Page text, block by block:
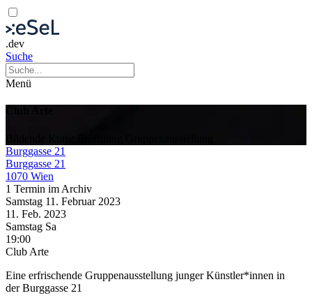
.dev
Suche
Menü
Burggasse 21
Burggasse 21
1070 Wien
1 Termin im Archiv
Samstag 11. Februar 2023
11. Feb. 2023
Samstag Sa
19:00
Club Arte
Eine erfrischende Gruppenausstellung junger Künstler*innen in
der Burggasse 21